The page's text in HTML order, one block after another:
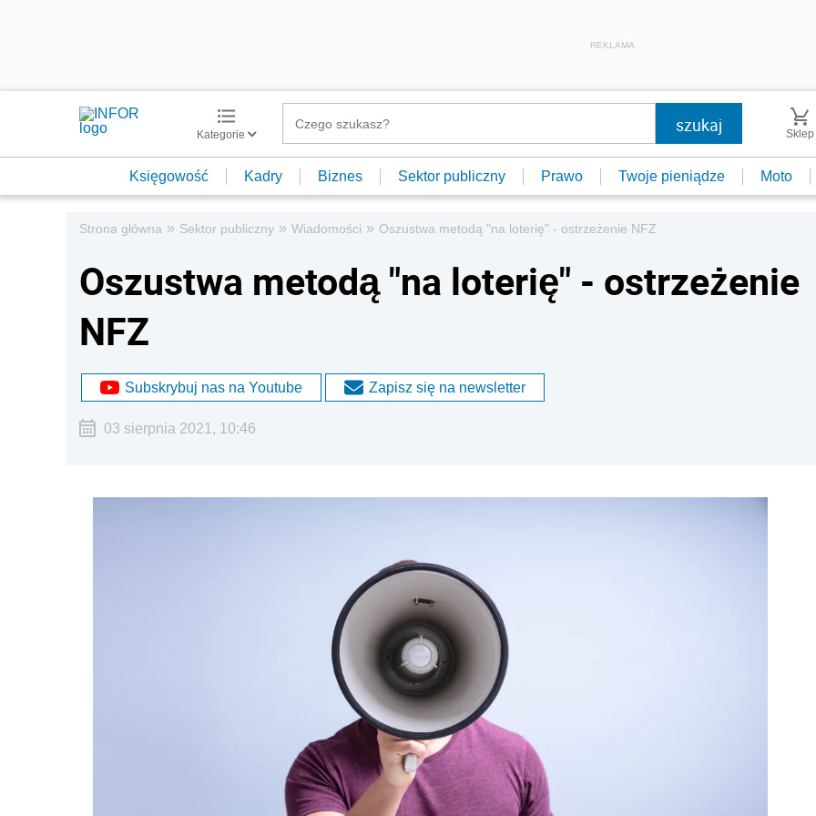
REKLAMA
Kategorie Sklep
Księgowość Kadry Biznes Sektor publiczny Prawo Twoje pieniądze Moto
Strona główna » Sektor publiczny » Wiadomości » Oszustwa metodą "na loterię" - ostrzeżenie NFZ
Oszustwa metodą "na loterię" - ostrzeżenie
NFZ
Subskrybuj nas na Youtube Zapisz się na newsletter
03 sierpnia 2021, 10:46